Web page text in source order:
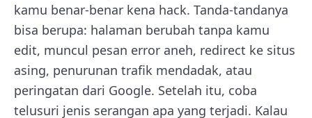
kamu benar-benar kena hack. Tanda-tandanya
bisa berupa: halaman berubah tanpa kamu
edit, muncul pesan error aneh, redirect ke situs
asing, penurunan trafik mendadak, atau
peringatan dari Google. Setelah itu, coba
telusuri jenis serangan apa yang terjadi. Kalau